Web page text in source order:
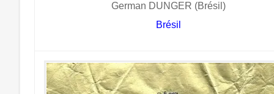
German DUNGER (Brésil)
Brésil